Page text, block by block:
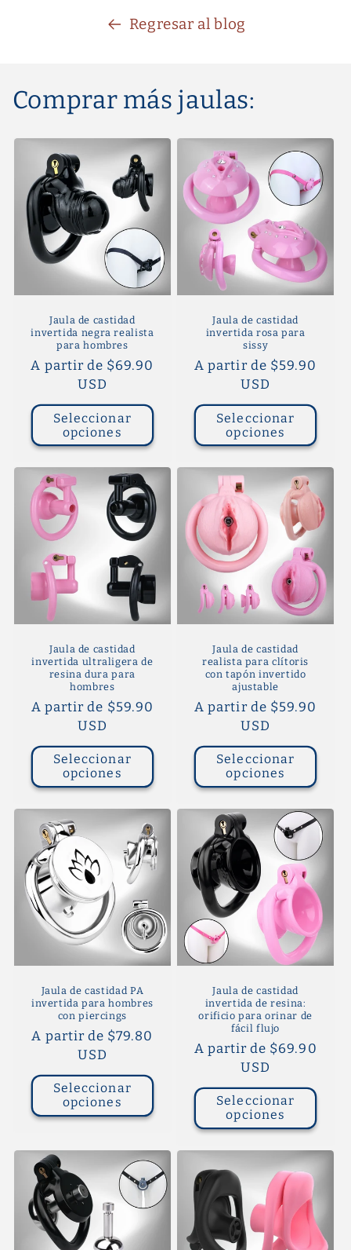
Regresar al blog
Comprar más jaulas:
Jaula de castidad
invertida negra realista
para hombres
Precio
habitual
A partir de $69.90
USD
Seleccionar
opciones
Jaula de castidad
invertida rosa para
sissy
Precio
habitual
A partir de $59.90
USD
Seleccionar
opciones
Jaula de castidad
invertida ultraligera de
resina dura para
hombres
Precio
habitual
A partir de $59.90
USD
Seleccionar
opciones
Jaula de castidad
realista para clítoris
con tapón invertido
ajustable
Precio
habitual
A partir de $59.90
USD
Seleccionar
opciones
Jaula de castidad PA
invertida para hombres
con piercings
Precio
habitual
A partir de $79.80
USD
Seleccionar
opciones
Jaula de castidad
invertida de resina:
orificio para orinar de
fácil flujo
Precio
habitual
A partir de $69.90
USD
Seleccionar
opciones